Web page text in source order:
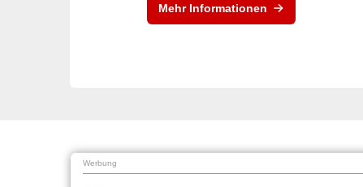
Mehr Informationen
Werbung